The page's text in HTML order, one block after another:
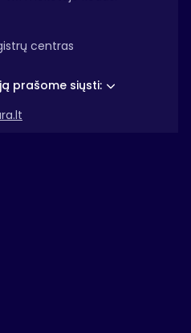
centras
prašome siųsti: